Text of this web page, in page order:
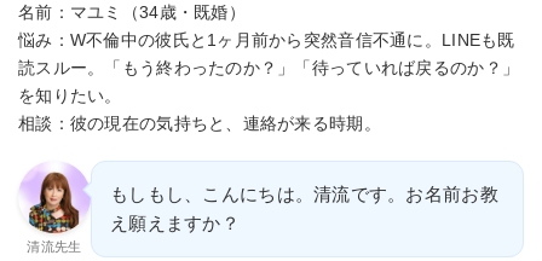
名前：マユミ（34歳・既婚）
悩み：W不倫中の彼氏と1ヶ月前から突然音信不通に。LINEも既
読スルー。「もう終わったのか？」「待っていれば戻るのか？」
を知りたい。
相談：彼の現在の気持ちと、連絡が来る時期。
清流先生
もしもし、こんにちは。清流です。お名前お教
え願えますか？